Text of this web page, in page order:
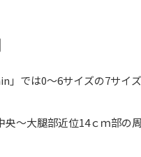
」では0～6サイズの7サイ
～大腿部近位14ｃｍ部の